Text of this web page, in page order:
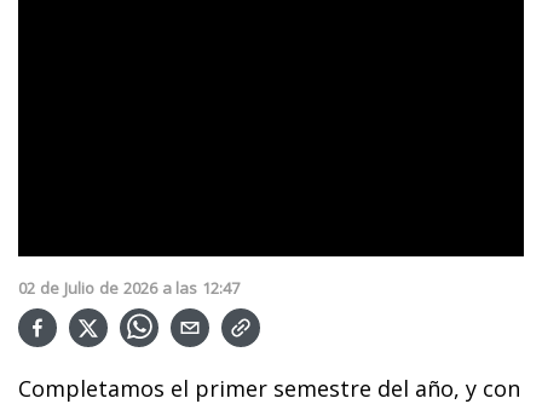
02 de Julio de 2026 a las 12:47
Completamos el primer semestre del año, y con